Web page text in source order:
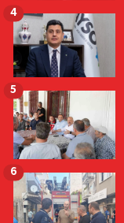
4
5
6